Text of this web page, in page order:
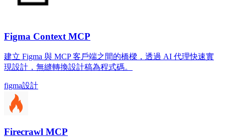
Figma Context MCP
建立 Figma 與 MCP 客戶端之間的橋樑，透過 AI 代理快速實
現設計，無縫轉換設計稿為程式碼。
figma設計
Firecrawl MCP